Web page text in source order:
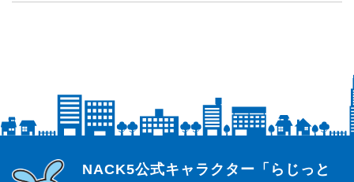
らじっと君
NACK5公式キャラクター「らじっと